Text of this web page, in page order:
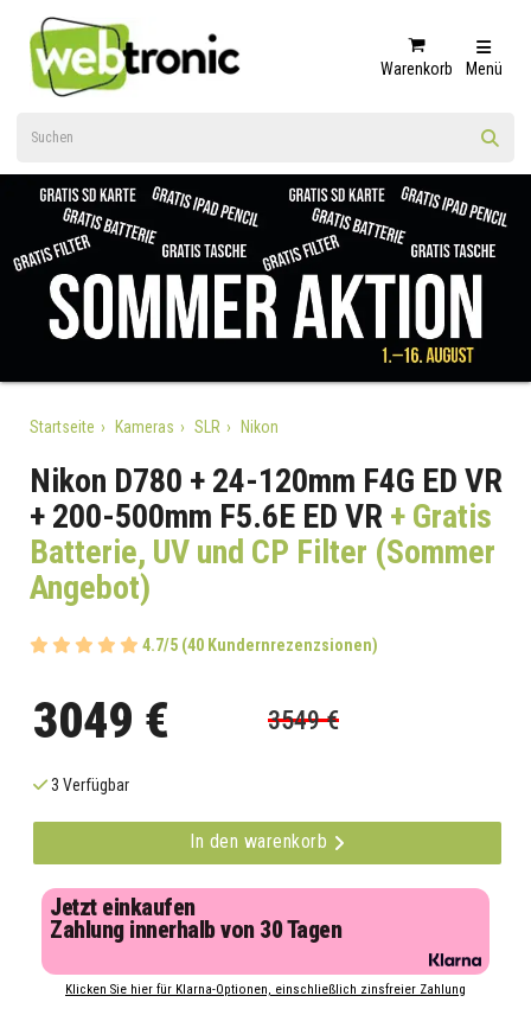
Warenkorb Menü
Startseite Kameras SLR Nikon
Nikon D780 + 24-120mm F4G ED VR
+ 200-500mm F5.6E ED VR+ Gratis
Batterie, UV und CP Filter (Sommer
Angebot)
4.7/5 (40 Kundernrezenzsionen)
3049 € 3549 €
3 Verfügbar
In den warenkorb
Jetzt einkaufen
Zahlung innerhalb von 30 Tagen
Klicken Sie hier für Klarna-Optionen, einschließlich zinsfreier Zahlung